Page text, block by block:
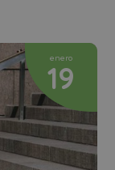
enero
19